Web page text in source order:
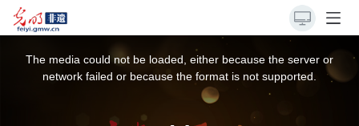
The media could not be loaded, either because the server or
network failed or because the format is not supported.